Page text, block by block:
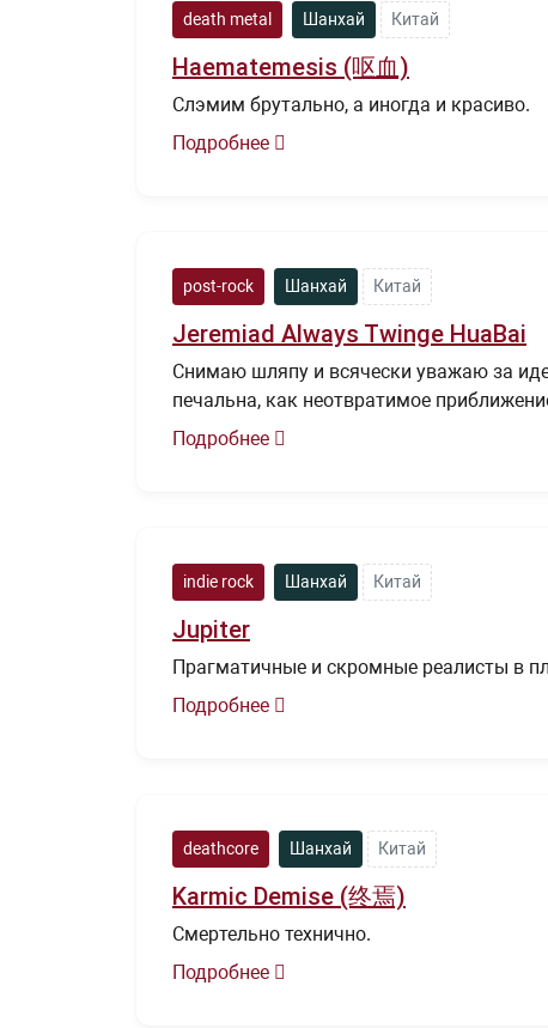
death metal Шанхай Китай
Haematemesis (呕血)
Слэмим брутально, а иногда и красиво.
Подробнее
post-rock Шанхай Китай
Jeremiad Always Twinge HuaBai
Снимаю шляпу и всячески уважаю за
печальна, как неотвратимое
Подробнее
indie rock Шанхай Китай
Jupiter
Прагматичные и скромные реалисты в
Подробнее
deathcore Шанхай Китай
Karmic Demise (终焉)
Смертельно технично.
Подробнее